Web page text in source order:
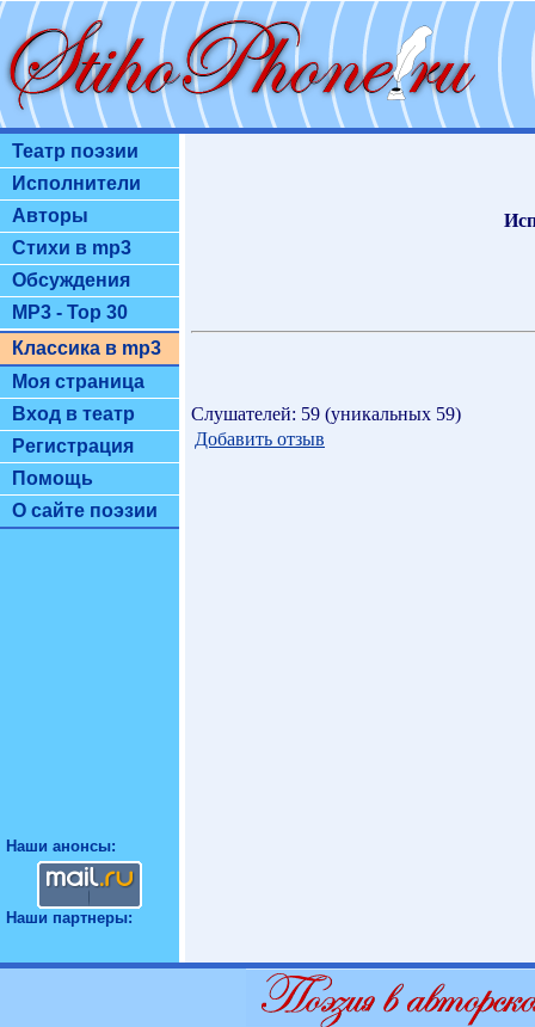
Театр поэзии
Исполнители
Авторы
Стихи в mp3
Обсуждения
MP3 - Top 30
Классика в mp3
Моя страница
Вход в театр
Регистрация
Помощь
О сайте поэзии
Наши анонсы:
Наши партнеры:
Слушателей: 59 (уникальных 59)
Добавить отзыв